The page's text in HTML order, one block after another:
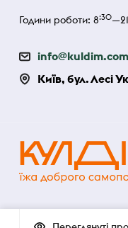
Години роботи: 8:30—21
info@kuldim.com
Київ, бул. Лесі